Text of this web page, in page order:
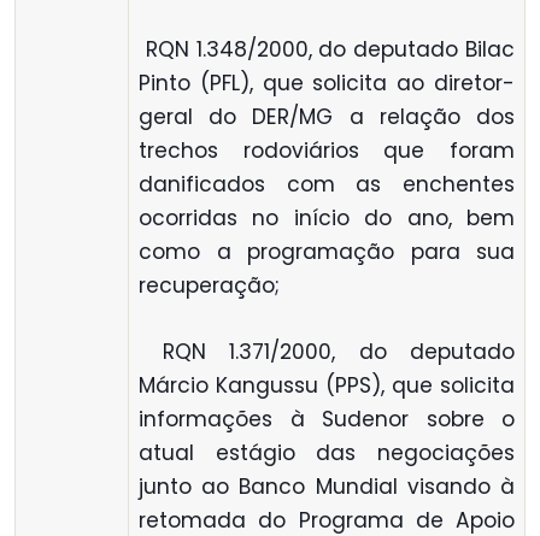
 RQN 1.348/2000, do deputado Bilac
Pinto (PFL), que solicita ao diretor-
geral do DER/MG a relação dos
trechos rodoviários que foram
danificados com as enchentes
ocorridas no início do ano, bem
como a programação para sua
recuperação;
 RQN 1.371/2000, do deputado
Márcio Kangussu (PPS), que solicita
informações à Sudenor sobre o
atual estágio das negociações
junto ao Banco Mundial visando à
retomada do Programa de Apoio